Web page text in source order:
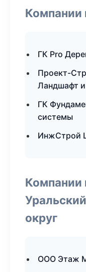
Компании
ГК Pro
Проект-
Ландшафт и
ГК
системы
ИнжСтрой
Компании
округ
ООО Этаж